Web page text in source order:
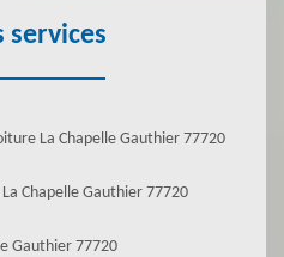
services
La Chapelle Gauthier 77720
Chapelle Gauthier 77720
Gauthier 77720